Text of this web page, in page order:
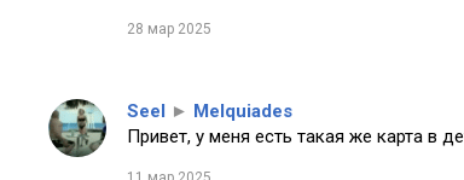
28 мар 2025
Seel ► Melquiades
Привет, у меня есть такая же карта в